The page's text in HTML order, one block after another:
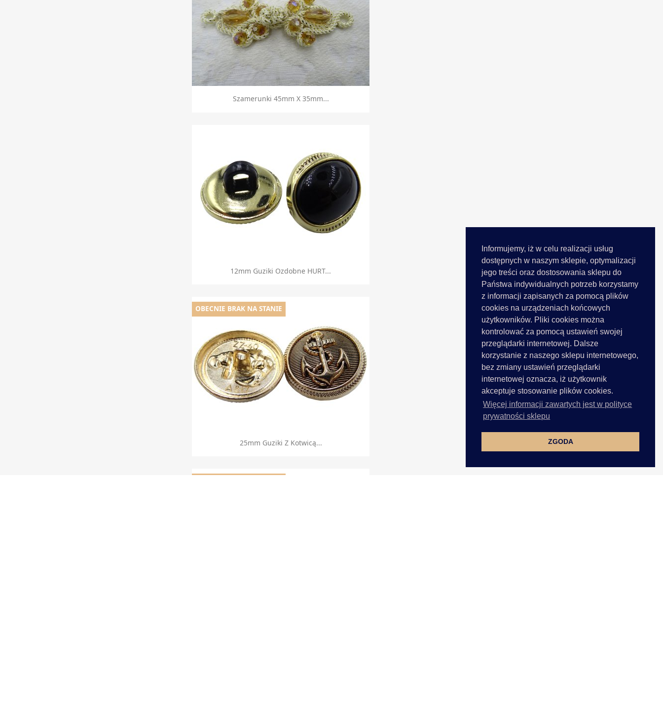
Informujemy, iż w celu realizacji usług
dostępnych w naszym sklepie, optymalizacji
jego treści oraz dostosowania sklepu do
Państwa indywidualnych potrzeb korzystamy
z informacji zapisanych za pomocą plików
cookies na urządzeniach końcowych
użytkowników. Pliki cookies można
kontrolować za pomocą ustawień swojej
przeglądarki internetowej. Dalsze
korzystanie z naszego sklepu internetowego,
bez zmiany ustawień przeglądarki
internetowej oznacza, iż użytkownik
akceptuje stosowanie plików cookies.
Więcej informacji zawartych jest w polityce
prywatności sklepu
ZGODA
Szybki podgląd
Szamerunki 45mm X 35mm...
Szybki podgląd
12mm Guziki Ozdobne HURT...
Szybki podgląd
25mm Guziki Z Kotwicą...
OBECNIE BRAK NA STANIE